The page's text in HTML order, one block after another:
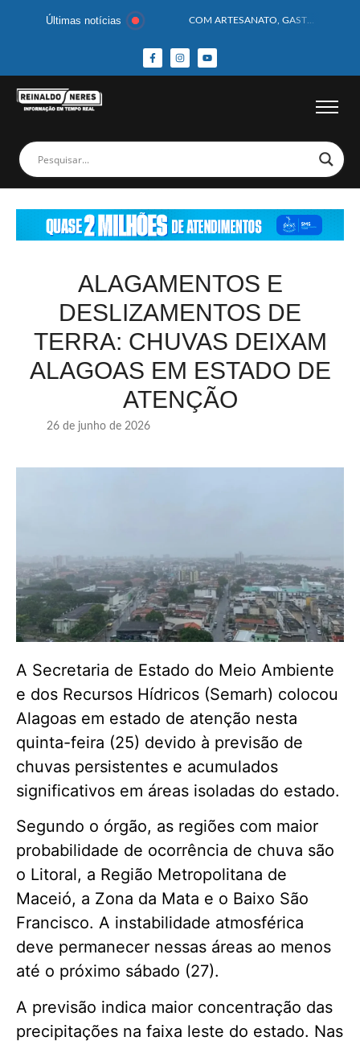
Últimas notícias
HOMEM CAI DE CACHOEIRA DE 40 METROS AO TENTAR FAZER FOTO
CORPOS DAS SEIS VÍTIMAS DE ACIDENTE COM LANCHA SÃO VELADOS; SAIBA COMO FOI
ALAGAMENTOS E
DESLIZAMENTOS DE
TERRA: CHUVAS DEIXAM
ALAGOAS EM ESTADO DE
ATENÇÃO
26 de junho de 2026
A Secretaria de Estado do Meio Ambiente
e dos Recursos Hídricos (Semarh) colocou
Alagoas em estado de atenção nesta
quinta-feira (25) devido à previsão de
chuvas persistentes e acumulados
significativos em áreas isoladas do estado.
Segundo o órgão, as regiões com maior
probabilidade de ocorrência de chuva são
o Litoral, a Região Metropolitana de
Maceió, a Zona da Mata e o Baixo São
Francisco. A instabilidade atmosférica
deve permanecer nessas áreas ao menos
até o próximo sábado (27).
A previsão indica maior concentração das
precipitações na faixa leste do estado. Nas